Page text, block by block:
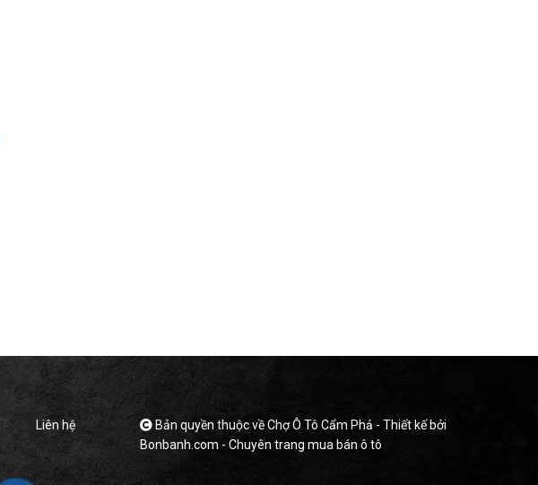
Liên hệ Bản quyền thuộc về Chợ Ô Tô Cẩm Phả - Thiết kế bởi
Bonbanh.com - Chuyên trang mua bán ô tô